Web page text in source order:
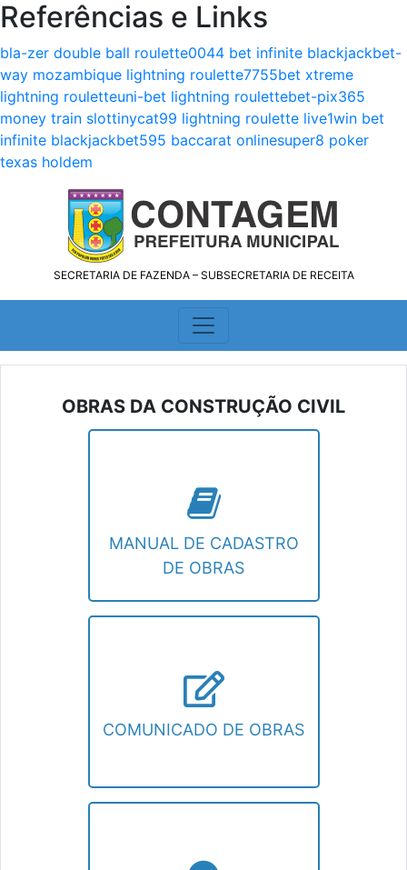
Referências e Links
bla-zer double ball roulette0044 bet infinite blackjackbet-
way mozambique lightning roulette7755bet xtreme
lightning rouletteuni-bet lightning roulettebet-pix365
money train slottinycat99 lightning roulette live1win bet
infinite blackjackbet595 baccarat onlinesuper8 poker
texas holdem
SECRETARIA DE FAZENDA – SUBSECRETARIA DE RECEITA
OBRAS DA CONSTRUÇÃO CIVIL
MANUAL DE CADASTRO
DE OBRAS
Manual do Contribuinte para cadastro de
obras da construção civil.
COMUNICADO DE OBRAS
Formulário de Comunicação de Obras
Consulta a autenticidade de um protocolo